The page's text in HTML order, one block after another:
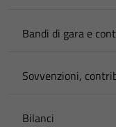
Bandi di gara e
Sovvenzioni,
Bilanci